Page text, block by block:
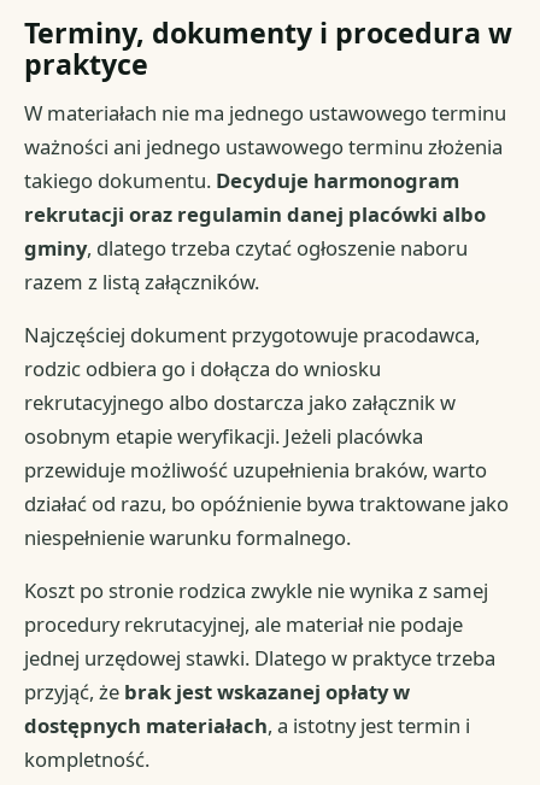
Terminy, dokumenty i procedura w
praktyce
W materiałach nie ma jednego ustawowego terminu
ważności ani jednego ustawowego terminu złożenia
takiego dokumentu. Decyduje harmonogram
rekrutacji oraz regulamin danej placówki albo
gminy, dlatego trzeba czytać ogłoszenie naboru
razem z listą załączników.
Najczęściej dokument przygotowuje pracodawca,
rodzic odbiera go i dołącza do wniosku
rekrutacyjnego albo dostarcza jako załącznik w
osobnym etapie weryfikacji. Jeżeli placówka
przewiduje możliwość uzupełnienia braków, warto
działać od razu, bo opóźnienie bywa traktowane jako
niespełnienie warunku formalnego.
Koszt po stronie rodzica zwykle nie wynika z samej
procedury rekrutacyjnej, ale materiał nie podaje
jednej urzędowej stawki. Dlatego w praktyce trzeba
przyjąć, że brak jest wskazanej opłaty w
dostępnych materiałach, a istotny jest termin i
kompletność.